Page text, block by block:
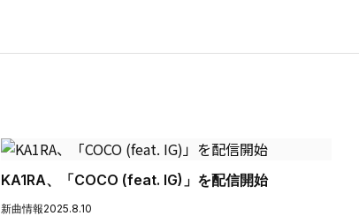
KA1RA、「COCO (feat. IG)」を配信開始
新曲情報2025.8.10